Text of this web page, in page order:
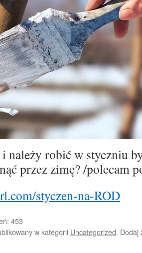
należy robić w styczniu
przez zimę? /polecam
styczen-na-ROD
453
w kategorii Uncategorized. Dodaj